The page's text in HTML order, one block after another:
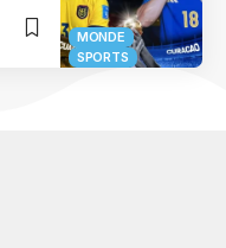
MONDE
SPORTS